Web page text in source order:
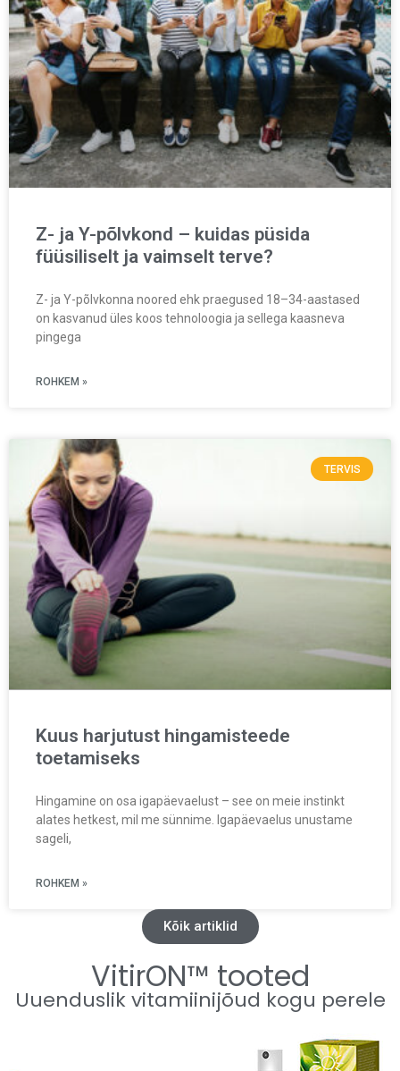
Z- ja Y-põlvkond – kuidas püsida
füüsiliselt ja vaimselt terve?
Z- ja Y-põlvkonna noored ehk praegused 18–34-aastased
on kasvanud üles koos tehnoloogia ja sellega kaasneva
pingega
ROHKEM »
TERVIS
Kuus harjutust hingamisteede
toetamiseks
Hingamine on osa igapäevaelust – see on meie instinkt
alates hetkest, mil me sünnime. Igapäevaelus unustame
sageli,
ROHKEM »
Kõik artiklid
VitirON™ tooted
Uuenduslik vitamiinijõud kogu perele